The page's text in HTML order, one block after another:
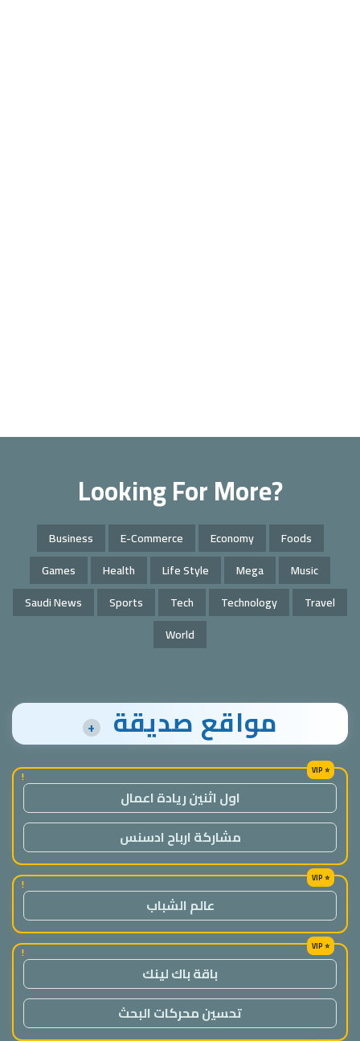
Looking For More?
Business E-Commerce Economy
Foods
Games
Health Life Style Mega
Music
Saudi News
Sports Tech Technology
Travel
World
مواقع صديقة +
!
اول اثنين ريادة اعمال
مشاركة ارباح ادسنس
!
عالم الشباب
!
باقة باك لينك
تحسين محركات البحث